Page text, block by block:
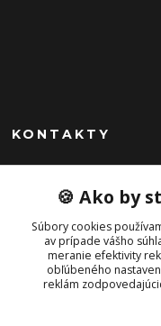
KONTAKTY
Peknekabelky.sk
+421 949747302
Po-Pia 10-16
🍪 Ako by
Súbory cookies
av prípade vášho
meranie efektivity
obľúbeného
reklám